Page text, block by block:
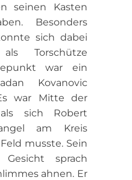
seinen Kasten
Besonders
sich dabei
Torschütze
war ein
Kovanovic
war Mitte der
sich Robert
am Kreis
musste. Sein
Gesicht sprach
ahnen. Er